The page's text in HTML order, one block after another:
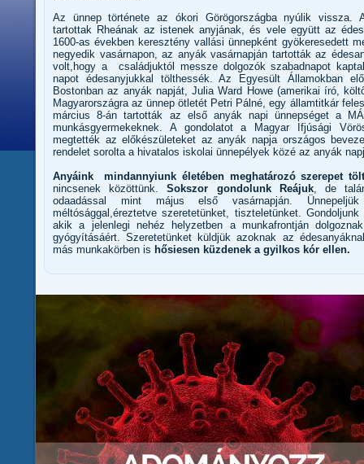
Az ünnep története az ókori Görögországba nyúlik vissza.
tartottak Rheának az istenek anyjának, és vele együtt az
1600-as években keresztény vallási ünnepként gyökeresedett
negyedik vasárnapon, az anyák vasárnapján tartották az
volt,hogy a családjuktól messze dolgozók szabadnapot
napot édesanyjukkal tölthessék. Az Egyesült Államokban
Bostonban az anyák napját, Julia Ward Howe (amerikai író,
Magyarországra az ünnep ötletét Petri Pálné, egy államtitkár
március 8-án tartották az első anyák napi ünnepséget a
munkásgyermekeknek. A gondolatot a Magyar Ifjúsági
megtették az előkészületeket az anyák napja országos
rendelet sorolta a hivatalos iskolai ünnepélyek közé az anyák
Anyáink mindannyiunk életében meghatározó szerepet
nincsenek közöttünk.Sokszor gondolunk Reájuk, de
odaadással mint május első vasárnapján.
méltósággal,éreztetve szeretetünket, tiszteletünket.
akik a jelenlegi nehéz helyzetben a munkafrontján
gyógyításáért. Szeretetünket küldjük azoknak az
más munkakörben is hősiesen küzdenek a gyilkos kór ellen.